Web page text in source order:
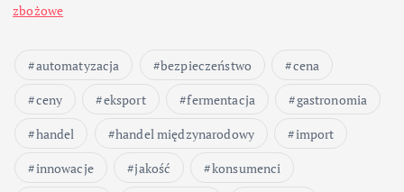
zbożowe
automatyzacja bezpieczeństwo
cena
ceny
eksport fermentacja
gastronomia
handel
handel międzynarodowy
import
innowacje
jakość
konsumenci